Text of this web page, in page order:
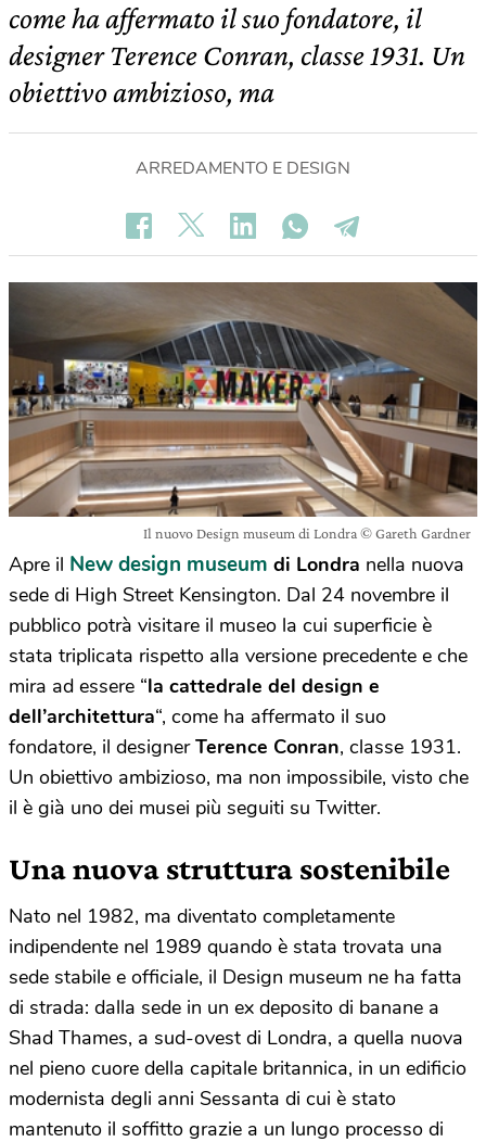
come ha affermato il suo fondatore, il
designer Terence Conran, classe 1931. Un
obiettivo ambizioso, ma
ARREDAMENTO E DESIGN
Il nuovo Design museum di Londra © Gareth Gardner
Apre il New design museum di Londra nella nuova
sede di High Street Kensington. Dal 24 novembre il
pubblico potrà visitare il museo la cui superficie è
stata triplicata rispetto alla versione precedente e che
mira ad essere “la cattedrale del design e
dell’architettura“, come ha affermato il suo
fondatore, il designerTerence Conran, classe 1931.
Un obiettivo ambizioso, ma non impossibile, visto che
il è già uno dei musei più seguiti su Twitter.
Una nuova struttura sostenibile
Nato nel 1982, ma diventato completamente
indipendente nel 1989 quando è stata trovata una
sede stabile e officiale, il Design museum ne ha fatta
di strada: dalla sede in un ex deposito di banane a
Shad Thames, a sud-ovest di Londra, a quella nuova
nel pieno cuore della capitale britannica, in un edificio
modernista degli anni Sessanta di cui è stato
mantenuto il soffitto grazie a un lungo processo di